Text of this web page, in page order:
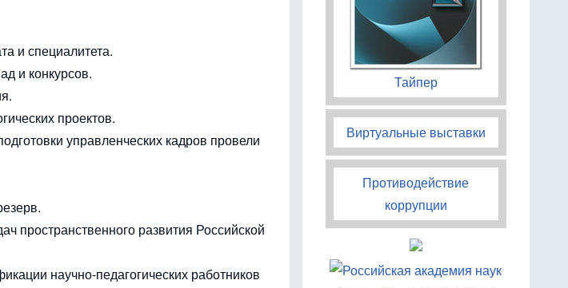
и специалитета.
и конкурсов.
проектов.
управленческих кадров провели
пространственного развития Российской
научно-педагогических работников
Тайпер
Виртуальные выставки
Противодействие
коррупции